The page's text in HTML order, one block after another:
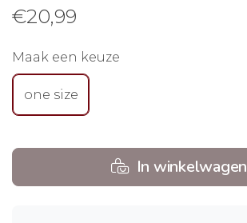
€20,99
Maak een keuze
one size
In winkelwagen